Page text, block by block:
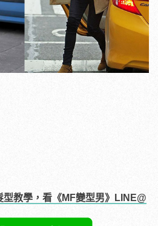
教學，看《MF變型男》LINE@